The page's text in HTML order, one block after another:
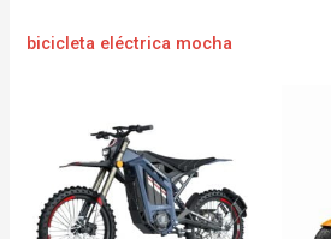
bicicleta eléctrica mocha